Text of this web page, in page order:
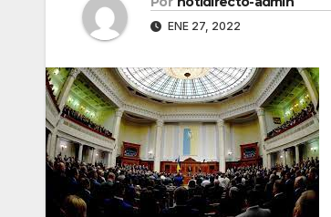
ENE 27, 2022